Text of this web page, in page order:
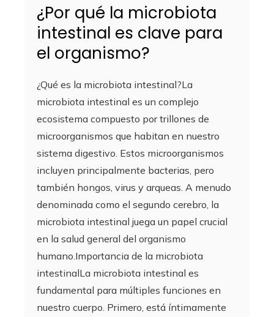
¿Por qué la microbiota
intestinal es clave para
el organismo?
¿Qué es la microbiota intestinal?La
microbiota intestinal es un complejo
ecosistema compuesto por trillones de
microorganismos que habitan en nuestro
sistema digestivo. Estos microorganismos
incluyen principalmente bacterias, pero
también hongos, virus y arqueas. A menudo
denominada como el segundo cerebro, la
microbiota intestinal juega un papel crucial
en la salud general del organismo
humano.Importancia de la microbiota
intestinalLa microbiota intestinal es
fundamental para múltiples funciones en
nuestro cuerpo. Primero, está íntimamente